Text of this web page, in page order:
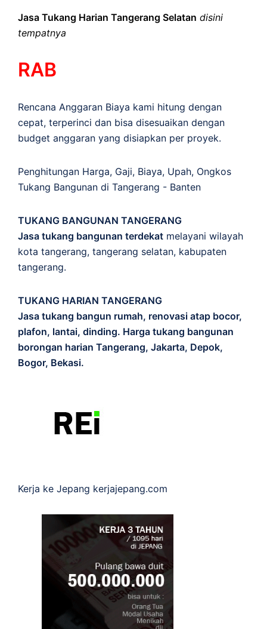
Jasa Tukang Harian Tangerang Selatan disini
tempatnya
RAB
Rencana Anggaran Biaya kami hitung dengan
cepat, terperinci dan bisa disesuaikan dengan
budget anggaran yang disiapkan per proyek.
Penghitungan Harga, Gaji, Biaya, Upah, Ongkos
Tukang Bangunan di Tangerang - Banten
TUKANG BANGUNAN TANGERANG
Jasa tukang bangunan terdekat melayani wilayah
kota tangerang, tangerang selatan, kabupaten
tangerang.
TUKANG HARIAN TANGERANG
Jasa tukang bangun rumah, renovasi atap bocor,
plafon, lantai, dinding. Harga tukang bangunan
borongan harian Tangerang, Jakarta, Depok,
Bogor, Bekasi.
Kerja ke Jepang kerjajepang.com